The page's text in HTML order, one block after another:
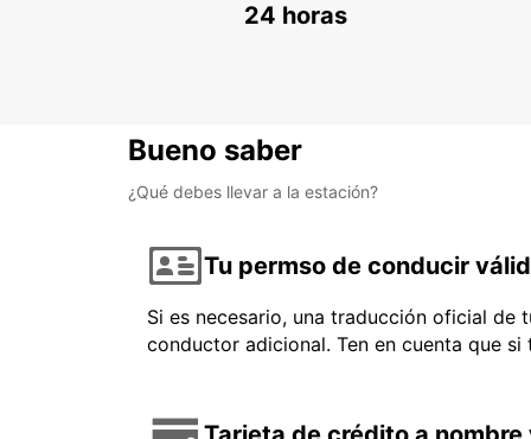
24 horas
Bueno saber
¿Qué debes llevar a la estación?
Tu permso de conducir
Si es necesario, una traducción oficial
conductor adicional. Ten en cuenta que